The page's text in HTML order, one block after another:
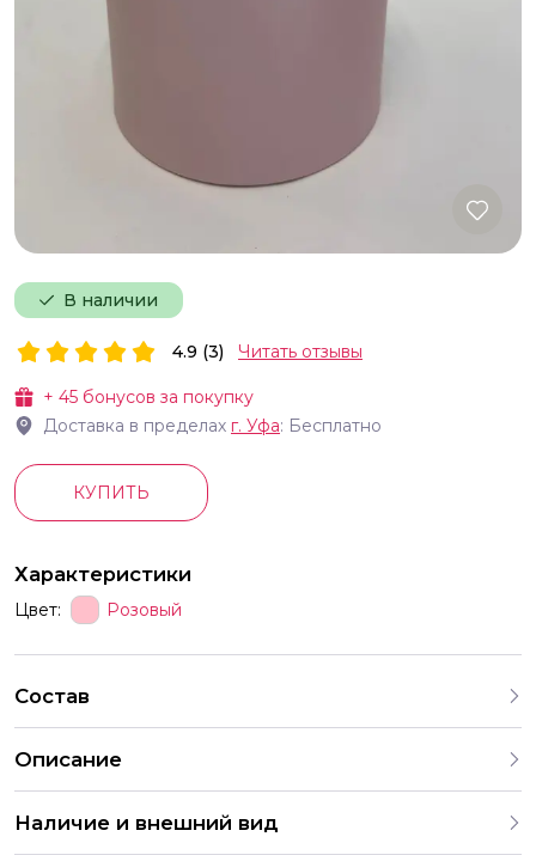
В наличии
+ 45 бонусов за покупку
Доставка в пределах г. Уфа: Бесплатно
4.9 (3) Читать отзывы
КУПИТЬ
Характеристики
Цвет: Розовый
Состав
Описание
Чей-то День рождения прошёл как уже нагрянул Новый
год а там и другие зимне-весенние праздники И на
Наличие и внешний вид